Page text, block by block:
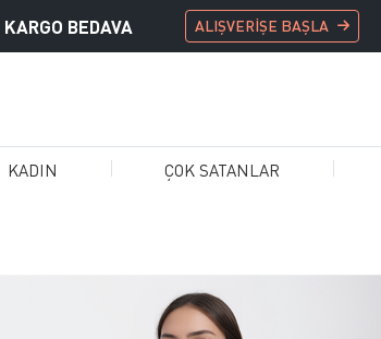
KARGO BEDAVA ALIŞVERİŞE BAŞLA
KADIN ÇOK SATANLAR